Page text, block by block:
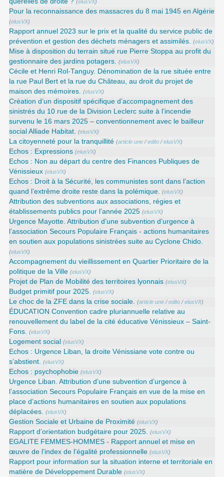
(elusVX)
Pour la reconnaissance des massacres du 8 mai 1945 en Algérie
(elusVX)
Rapport annuel 2023 sur le prix et la qualité du service public de
prévention et gestion des déchets ménagers et assimilés. (elusVX)
Mise à disposition du terrain situé rue Pierre Stoppa au profit du
gestionnaire des jardins potagers. (elusVX)
Cécile et Henri Rol-Tanguy. Dénomination de la rue située entre
la rue Paul Bert et la rue du Château, au droit du projet de
maison des mémoires. (elusVX)
Création d’un dispositif spécifique d’accompagnement des
sinistrés du 10 rue de la Division Leclerc suite à l’incendie
survenu le 16 mars 2025 – conventionnement avec le bailleur
social Alliade Habitat. (elusVX)
La citoyenneté pour la tranquillité (article une /edito /elusVX)
Echos : Expressions (elusVX)
Echos : Non au départ du centre des Finances Publiques de
Vénissieux (elusVX)
Echos : Droit à la Sécurité, les communistes sont dans l’action
quand l’extrême droite reste dans la polémique. (elusVX)
Attribution des subventions aux associations, régies et
établissements publics pour l’année 2025 (elusVX)
Urgence Mayotte. Attribution d’une subvention d’urgence à
l’association Secours Populaire Français - actions humanitaires
en soutien aux populations sinistrées suite au Cyclone Chido.
(elusVX)
Accompagnement du vieillissement en Quartier Prioritaire de la
politique de la Ville (elusVX)
Projet de Plan de Mobilité des territoires lyonnais (elusVX)
Budget primitif pour 2025. (elusVX)
Le choc de la ZFE dans la crise sociale. (article une /edito /elusVX)
ÉDUCATION Convention cadre pluriannuelle relative au
renouvellement du label de la cité éducative Vénissieux – Saint-
Fons. (elusVX)
Logement social (elusVX)
Echos : Urgence Liban, la droite Vénissiane vote contre ou
s’abstient. (elusVX)
Echos : psychophobie (elusVX)
Urgence Liban. Attribution d’une subvention d’urgence à
l’association Secours Populaire Français en vue de la mise en
place d’actions humanitaires en soutien aux populations
déplacées. (elusVX)
Gestion Sociale et Urbaine de Proximité (elusVX)
Rapport d’orientation budgétaire pour 2025. (elusVX)
EGALITE FEMMES-HOMMES - Rapport annuel et mise en
œuvre de l’index de l’égalité professionnelle (elusVX)
Rapport pour information sur la situation interne et territoriale en
matière de Développement Durable (elusVX)